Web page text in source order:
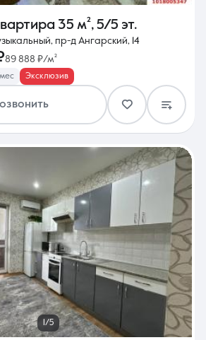
35 м², 5/5 эт.
пр-д Ангарский, 14
89 888 ₽/м²
Эксклюзив
1/5